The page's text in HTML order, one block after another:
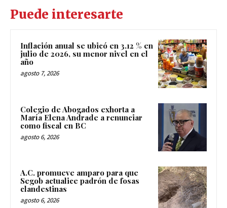
Puede interesarte
Inflación anual se ubicó en 3.12 % en
julio de 2026, su menor nivel en el
año
agosto 7, 2026
Colegio de Abogados exhorta a
María Elena Andrade a renunciar
como fiscal en BC
agosto 6, 2026
A.C. promueve amparo para que
Segob actualice padrón de fosas
clandestinas
agosto 6, 2026